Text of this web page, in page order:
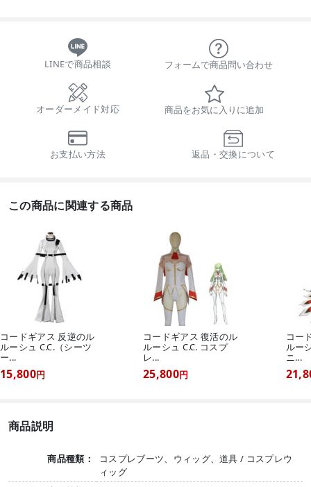
LINEで商品相談 フォームで商品問い合わせ
オーダーメイド対応 商品をお気に入りに追加
お支払い方法 返品・交換について
この商品に関連する商品
コードギアス 反逆のル
ルーシュ C.C.（シーツ
ー...
15,800円
コードギアス 復活のル
ルーシュ C.C. コスプ
レ...
25,800円
コー
ルー
ニ...
商品説明
商品種類：
コスプレブーツ、ウィッグ、道具 / コスプレウ
ィッグ